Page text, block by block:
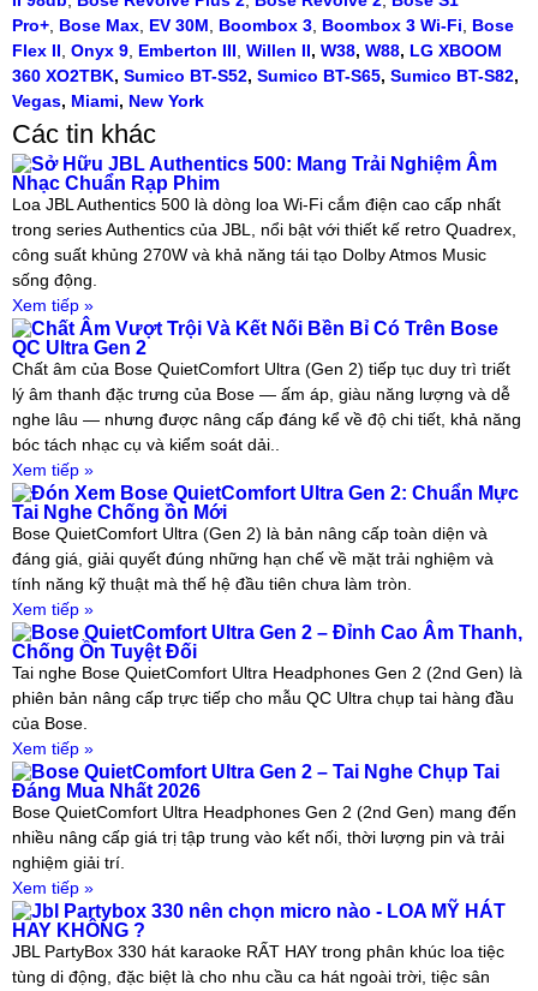
Pro+ Bose Max EV 30M Boombox 3 Boombox 3 Wi-Fi
Bose
Flex II Onyx 9 Emberton III Willen II, W38, W88, LG XBOOM
360 XO2TBK, Sumico BT-S52, Sumico BT-S65, Sumico BT-S82,
Vegas, Miami, New York
Các tin khác
Sở Hữu JBL Authentics 500: Mang Trải Nghiệm Âm
Nhạc Chuẩn Rạp Phim
Loa JBL Authentics 500 là dòng loa Wi-Fi cắm điện cao cấp nhất
trong series Authentics của JBL, nổi bật với thiết kế retro Quadrex,
công suất khủng 270W và khả năng tái tạo Dolby Atmos Music
sống động.
Xem tiếp »
Chất Âm Vượt Trội Và Kết Nối Bền Bỉ Có Trên Bose
QC Ultra Gen 2
Chất âm của Bose QuietComfort Ultra (Gen 2) tiếp tục duy trì triết
lý âm thanh đặc trưng của Bose — ấm áp, giàu năng lượng và dễ
nghe lâu — nhưng được nâng cấp đáng kể về độ chi tiết, khả năng
bóc tách nhạc cụ và kiểm soát dải..
Xem tiếp »
Đón Xem Bose QuietComfort Ultra Gen 2: Chuẩn Mực
Tai Nghe Chống ồn Mới
Bose QuietComfort Ultra (Gen 2) là bản nâng cấp toàn diện và
đáng giá, giải quyết đúng những hạn chế về mặt trải nghiệm và
tính năng kỹ thuật mà thế hệ đầu tiên chưa làm tròn.
Xem tiếp »
Bose QuietComfort Ultra Gen 2 – Đỉnh Cao Âm Thanh,
Chống Ồn Tuyệt Đối
Tai nghe Bose QuietComfort Ultra Headphones Gen 2 (2nd Gen) là
phiên bản nâng cấp trực tiếp cho mẫu QC Ultra chụp tai hàng đầu
của Bose.
Xem tiếp »
Bose QuietComfort Ultra Gen 2 – Tai Nghe Chụp Tai
Đáng Mua Nhất 2026
Bose QuietComfort Ultra Headphones Gen 2 (2nd Gen) mang đến
nhiều nâng cấp giá trị tập trung vào kết nối, thời lượng pin và trải
nghiệm giải trí.
Xem tiếp »
Jbl Partybox 330 nên chọn micro nào - LOA MỸ HÁT
HAY KHÔNG ?
JBL PartyBox 330 hát karaoke RẤT HAY trong phân khúc loa tiệc
tùng di động, đặc biệt là cho nhu cầu ca hát ngoài trời, tiệc sân